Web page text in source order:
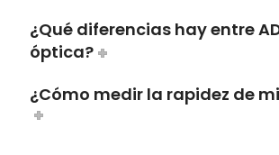
¿Qué diferencias hay entre
óptica?
¿Cómo medir la rapidez de